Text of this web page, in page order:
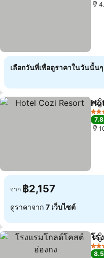
เลือกวันที่เพื่อดูราคาในวันนั้นๆ
แชร์
4 ด
7.8
จาก ฿2,157
ดูราคาจาก 7 เว็บไซต์
แชร์
โร
5 ด
8.5